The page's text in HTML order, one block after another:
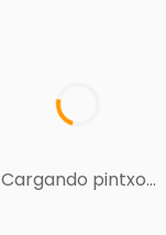
Cargando pintxo...